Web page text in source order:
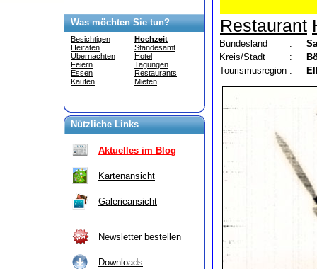
Was möchten Sie tun?
Besichtigen
Heiraten
Übernachten
Feiern
Essen
Kaufen
Hochzeit
Standesamt
Hotel
Tagungen
Restaurants
Mieten
Nützliche Links
Aktuelles im Blog
Kartenansicht
Galerieansicht
Newsletter bestellen
Downloads
Restaurant
Bundesland :
Kreis/Stadt
:
Tourismusregion :